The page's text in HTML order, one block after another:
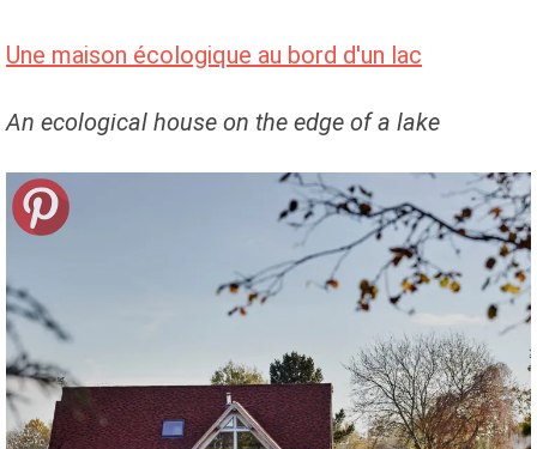
Une maison écologique au bord d'un lac
An ecological house on the edge of a lake